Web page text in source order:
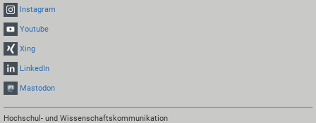
Instagram
Youtube
Xing
LinkedIn
Mastodon
Hochschul- und Wissenschaftskommunikation